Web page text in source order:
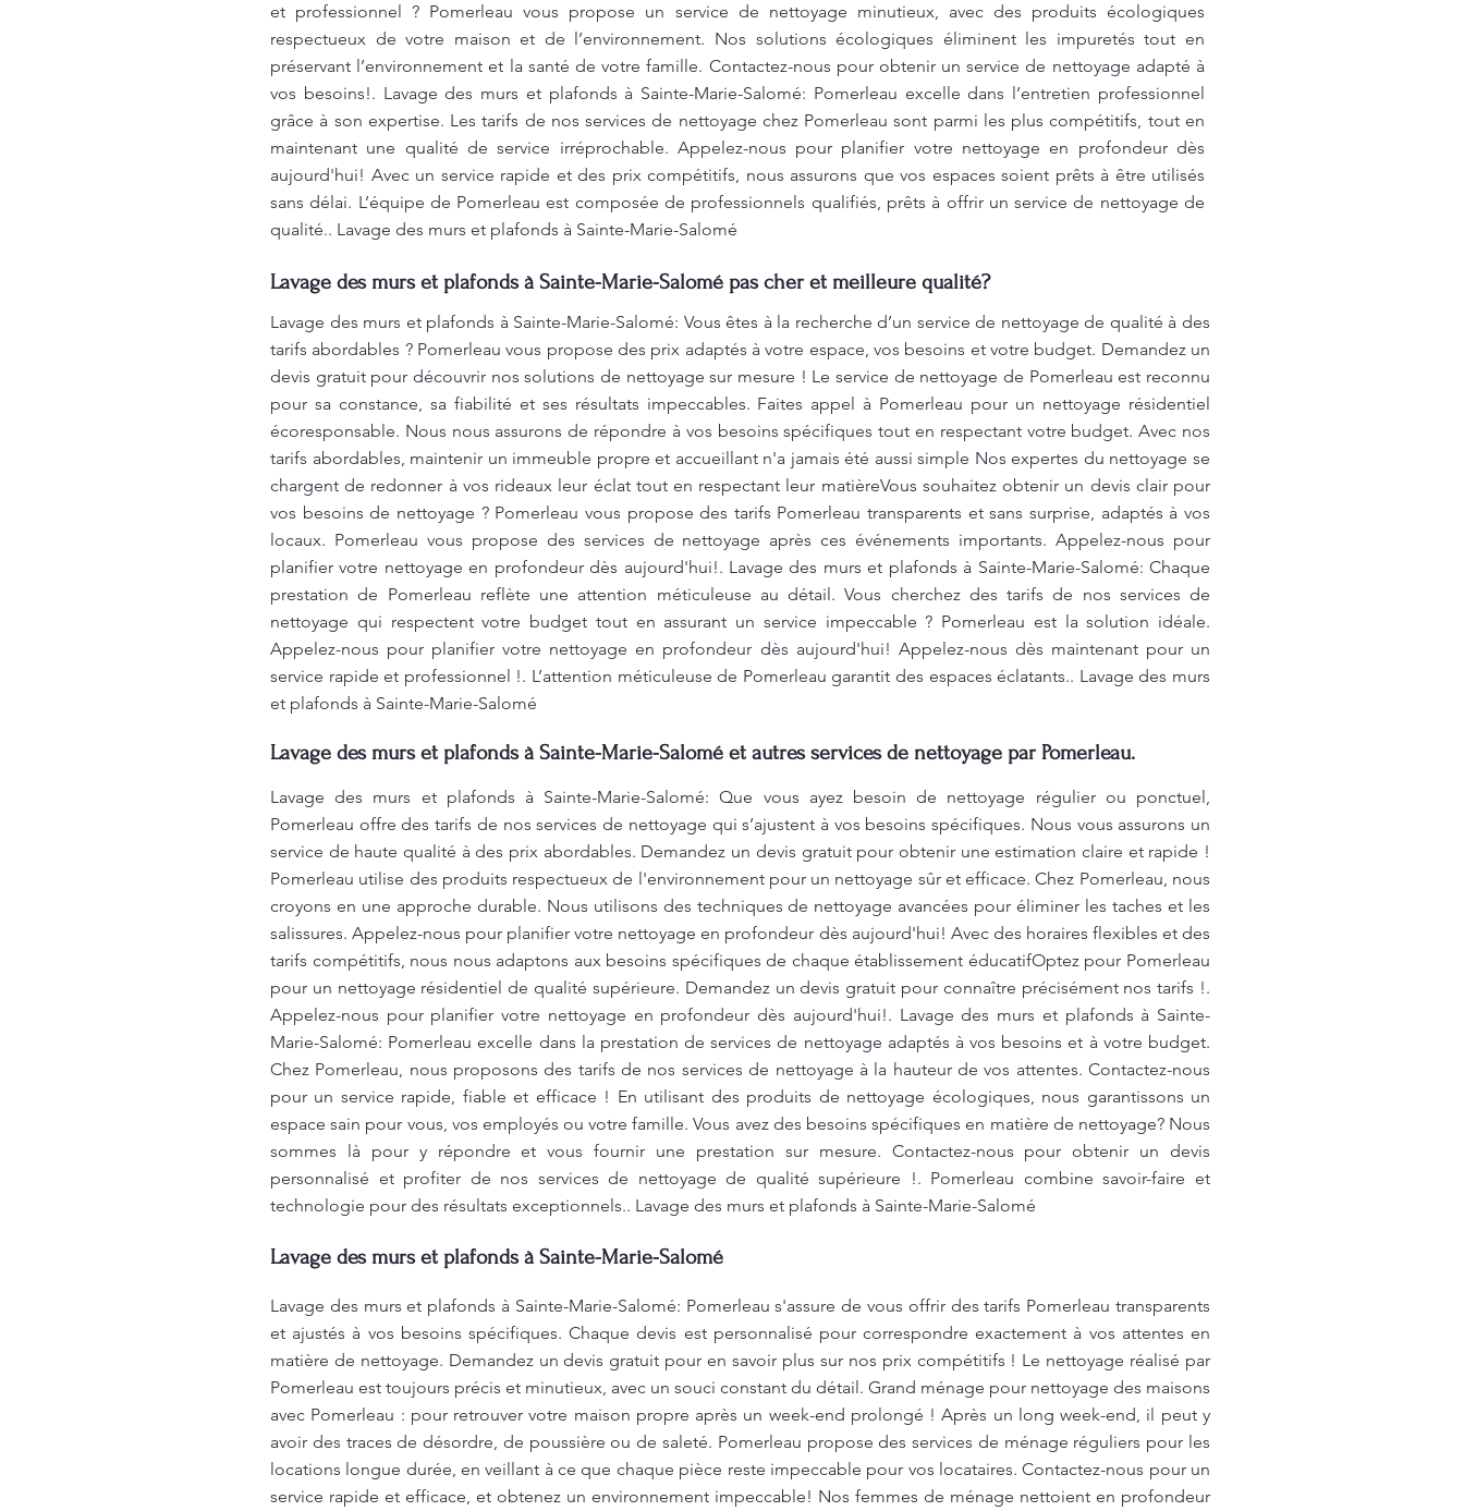
et professionnel ? Pomerleau vous propose un service de nettoyage minutieux, avec des produits écologiques
respectueux de votre maison et de l’environnement. Nos solutions écologiques éliminent les impuretés tout en
préservant l’environnement et la santé de votre famille. Contactez-nous pour obtenir un service de nettoyage adapté à
vos besoins!. Lavage des murs et plafonds à Sainte-Marie-Salomé: Pomerleau excelle dans l’entretien professionnel
grâce à son expertise. Les tarifs de nos services de nettoyage chez Pomerleau sont parmi les plus compétitifs, tout en
maintenant une qualité de service irréprochable. Appelez-nous pour planifier votre nettoyage en profondeur dès
aujourd'hui! Avec un service rapide et des prix compétitifs, nous assurons que vos espaces soient prêts à être utilisés
sans délai. L’équipe de Pomerleau est composée de professionnels qualifiés, prêts à offrir un service de nettoyage de
qualité.. Lavage des murs et plafonds à Sainte-Marie-Salomé
Lavage des murs et plafonds à Sainte-Marie-Salomé pas cher et meilleure qualité?
Lavage des murs et plafonds à Sainte-Marie-Salomé: Vous êtes à la recherche d’un service de nettoyage de qualité à des
tarifs abordables ? Pomerleau vous propose des prix adaptés à votre espace, vos besoins et votre budget. Demandez un
devis gratuit pour découvrir nos solutions de nettoyage sur mesure ! Le service de nettoyage de Pomerleau est reconnu
pour sa constance, sa fiabilité et ses résultats impeccables. Faites appel à Pomerleau pour un nettoyage résidentiel
écoresponsable. Nous nous assurons de répondre à vos besoins spécifiques tout en respectant votre budget. Avec nos
tarifs abordables, maintenir un immeuble propre et accueillant n'a jamais été aussi simple Nos expertes du nettoyage se
chargent de redonner à vos rideaux leur éclat tout en respectant leur matièreVous souhaitez obtenir un devis clair pour
vos besoins de nettoyage ? Pomerleau vous propose des tarifs Pomerleau transparents et sans surprise, adaptés à vos
locaux. Pomerleau vous propose des services de nettoyage après ces événements importants. Appelez-nous pour
planifier votre nettoyage en profondeur dès aujourd'hui!. Lavage des murs et plafonds à Sainte-Marie-Salomé: Chaque
prestation de Pomerleau reflète une attention méticuleuse au détail. Vous cherchez des tarifs de nos services de
nettoyage qui respectent votre budget tout en assurant un service impeccable ? Pomerleau est la solution idéale.
Appelez-nous pour planifier votre nettoyage en profondeur dès aujourd'hui! Appelez-nous dès maintenant pour un
service rapide et professionnel !. L’attention méticuleuse de Pomerleau garantit des espaces éclatants.. Lavage des murs
et plafonds à Sainte-Marie-Salomé
Lavage des murs et plafonds à Sainte-Marie-Salomé et autres services de nettoyage par Pomerleau.
Lavage des murs et plafonds à Sainte-Marie-Salomé: Que vous ayez besoin de nettoyage régulier ou ponctuel,
Pomerleau offre des tarifs de nos services de nettoyage qui s’ajustent à vos besoins spécifiques. Nous vous assurons un
service de haute qualité à des prix abordables. Demandez un devis gratuit pour obtenir une estimation claire et rapide !
Pomerleau utilise des produits respectueux de l'environnement pour un nettoyage sûr et efficace. Chez Pomerleau, nous
croyons en une approche durable. Nous utilisons des techniques de nettoyage avancées pour éliminer les taches et les
salissures. Appelez-nous pour planifier votre nettoyage en profondeur dès aujourd'hui! Avec des horaires flexibles et des
tarifs compétitifs, nous nous adaptons aux besoins spécifiques de chaque établissement éducatifOptez pour Pomerleau
pour un nettoyage résidentiel de qualité supérieure. Demandez un devis gratuit pour connaître précisément nos tarifs !.
Appelez-nous pour planifier votre nettoyage en profondeur dès aujourd'hui!. Lavage des murs et plafonds à Sainte-
Marie-Salomé: Pomerleau excelle dans la prestation de services de nettoyage adaptés à vos besoins et à votre budget.
Chez Pomerleau, nous proposons des tarifs de nos services de nettoyage à la hauteur de vos attentes. Contactez-nous
pour un service rapide, fiable et efficace ! En utilisant des produits de nettoyage écologiques, nous garantissons un
espace sain pour vous, vos employés ou votre famille. Vous avez des besoins spécifiques en matière de nettoyage? Nous
sommes là pour y répondre et vous fournir une prestation sur mesure. Contactez-nous pour obtenir un devis
personnalisé et profiter de nos services de nettoyage de qualité supérieure !. Pomerleau combine savoir-faire et
technologie pour des résultats exceptionnels.. Lavage des murs et plafonds à Sainte-Marie-Salomé
Lavage des murs et plafonds à Sainte-Marie-Salomé
Lavage des murs et plafonds à Sainte-Marie-Salomé: Pomerleau s'assure de vous offrir des tarifs Pomerleau transparents
et ajustés à vos besoins spécifiques. Chaque devis est personnalisé pour correspondre exactement à vos attentes en
matière de nettoyage. Demandez un devis gratuit pour en savoir plus sur nos prix compétitifs ! Le nettoyage réalisé par
Pomerleau est toujours précis et minutieux, avec un souci constant du détail. Grand ménage pour nettoyage des maisons
avec Pomerleau : pour retrouver votre maison propre après un week-end prolongé ! Après un long week-end, il peut y
avoir des traces de désordre, de poussière ou de saleté. Pomerleau propose des services de ménage réguliers pour les
locations longue durée, en veillant à ce que chaque pièce reste impeccable pour vos locataires. Contactez-nous pour un
service rapide et efficace, et obtenez un environnement impeccable! Nos femmes de ménage nettoient en profondeur